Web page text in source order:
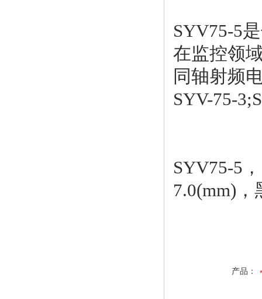
SYV75-5
在监控领
同轴射频
SYV-75-
SYV75-5
7.0(mm)，
产品：